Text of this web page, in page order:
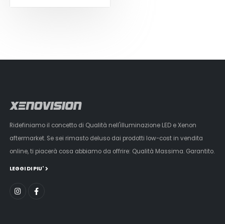
Ridefiniamo il concetto di Qualità nell'illuminazione LED e Xenon
aftermarket. Se sei rimasto deluso dai prodotti low-cost in vendita
online, ti piacerà cosa abbiamo da offrire: Qualità Massima. Garantito.
LEGGI DI PIU'